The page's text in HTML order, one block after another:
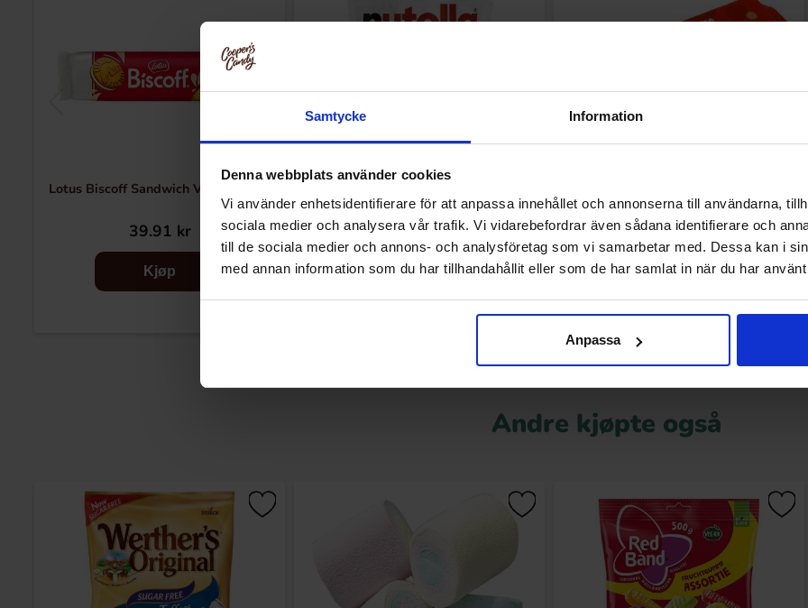
Samtycke Information
Denna webbplats använder cookies
Vi använder enhetsidentifierare för att anpassa innehållet och annonserna till användarna,
sociala medier och analysera vår trafik. Vi vidarebefordrar även sådana identifierare och
till de sociala medier och annons- och analysföretag som vi samarbetar med. Dessa kan i
med annan information som du har tillhandahållit eller som de har samlat in när du har
Anpassa
Lotus Biscoff Sandwich Vanilla 150g
39.91 kr
Kjøp
59.90 kr
Kjøp
49.90 kr
Kjøp
Andre kjøpte også